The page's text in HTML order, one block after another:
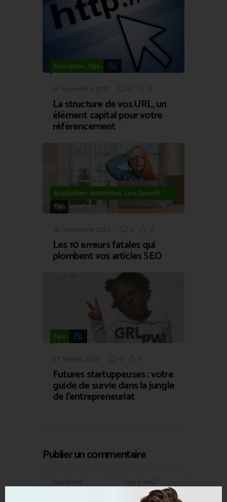
Activation, Tips
14 novembre 2015 0 0
La structure de vos URL, un
élément capital pour votre
référencement
Acquisition, Activation, Live Growth,
Tips Viralité
18 novembre 2020 0 0
Les 10 erreurs fatales qui
plombent vos articles SEO
Tips
27 février 2020 0 0
Futures startuppeuses : votre
guide de survie dans la jungle
de l’entrepreneuriat
Publier un commentaire